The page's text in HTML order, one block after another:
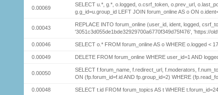
0.00069
SELECT u.*, g.*, o.logged, o.csrf_token, o.prev_url,
g.g_id=u.group_id LEFT JOIN forum_online AS o ON
0.00043
REPLACE INTO forum_online (user_id, ident, logged,
'3051c3d055de1bde32929700a6770f349d75f476', 'https://
0.00046 SELECT o.* FROM forum_online AS o WHERE o.logged <
0.00049 DELETE FROM forum_online WHERE user_id=1 AND
0.00050
SELECT f.forum_name, f.redirect_url, f.moderators,
ON (fp.forum_id=f.id AND fp.group_id=2) WHERE
0.00048 SELECT t.id FROM forum_topics AS t WHERE